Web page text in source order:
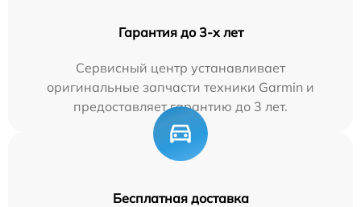
Гарантия до 3-х лет
Сервисный центр устанавливает
оригинальные запчасти техники Garmin и
предоставляет гарантию до 3 лет.
Бесплатная доставка